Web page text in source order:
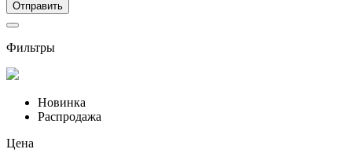
Фильтры
Новинка
Распродажа
Цена